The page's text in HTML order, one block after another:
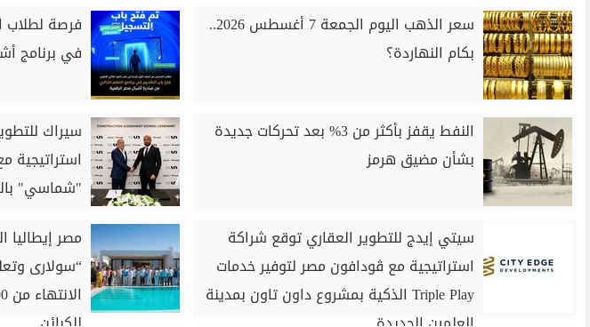
سعر الذهب اليوم الجمعة 7 أغسطس 2026..
بكام النهاردة؟
فرصة لطلاب
في برنامج
النفط يقفز بأكثر من 3% بعد تحركات جديدة
بشأن مضيق هرمز
سيراك
استراتيجية
"شماسي"
سيتي إيدج للتطوير العقاري توقع شراكة
استراتيجية مع ڤودافون مصر لتوفير خدمات
Triple Play الذكية بمشروع داون تاون بمدينة
مصر